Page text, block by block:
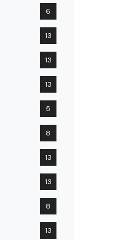
6
13
13
13
5
8
13
13
8
13